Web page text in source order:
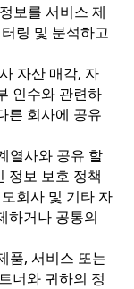
보를 서비스 제
링 및 분석하고
자산 매각, 자
인수와 관련하
른 회사에 공유
열사와 공유 할
정보 보호 정책
회사 및 기타 자
하거나 공통의
품, 서비스 또는
너와 귀하의 정